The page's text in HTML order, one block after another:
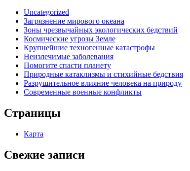
Uncategorized
Загрязнение мирового океана
Зоны чрезвычайных экологических бедствий
Космические угрозы Земле
Крупнейшие техногенные катастрофы
Неизлечимые заболевания
Помогите спасти планету
Природные катаклизмы и стихийные бедствия
Разрушительное влияние человека на природу
Современные военные конфликты
Страницы
Карта
Свежие записи